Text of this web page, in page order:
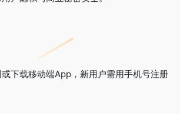
下载移动端App，新用户需用手机号注册